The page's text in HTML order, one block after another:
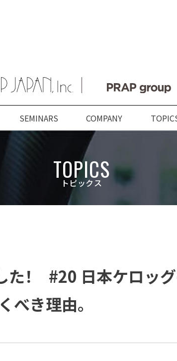
SEMINARS COMPANY
ABOUT US
プラップジャパン
SERVICES
サービス
COMPANY
企業情報
プラップグループ
TOPICS
新着情報
TOPICS
トピックス
た！ #20 日本ケロッ
べき理由。